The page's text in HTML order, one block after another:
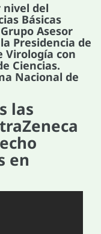
nivel del
Básicas
Asesor
Presidencia de
Virología con
Ciencias.
Nacional de
las
en